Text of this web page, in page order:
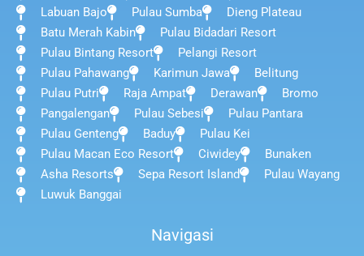
Labuan Bajo
Pulau Sumba
Dieng Plateau
Batu Merah Kabin
Pulau Bidadari Resort
Pulau Bintang Resort
Pelangi Resort
Pulau Pahawang
Karimun Jawa
Belitung
Pulau Putri
Raja Ampat Derawan
Bromo
Pangalengan
Pulau Sebesi
Pulau Pantara
Pulau Genteng
Baduy
Pulau Kei
Pulau Macan Eco Resort
Ciwidey
Bunaken
Asha Resorts
Sepa Resort Island
Pulau Wayang
Luwuk Banggai
Navigasi